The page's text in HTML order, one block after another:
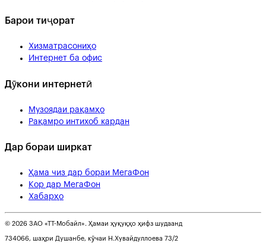
Барои тиҷорат
Хизматрасониҳо
Интернет ба офис
Дӯкони интернетӣ
Музоядаи рақамҳо
Рақамро интихоб кардан
Дар бораи ширкат
Ҳама чиз дар бораи МегаФон
Кор дар МегаФон
Хабарҳо
© 2026 ЗАО «ТТ-Мобайл». Ҳамаи ҳуқуқҳо ҳифз шудаанд
734066, шаҳри Душанбе, кӯчаи Н.Хувайдуллоева 73/2